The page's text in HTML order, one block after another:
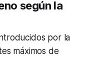
según la
por la
máximos de